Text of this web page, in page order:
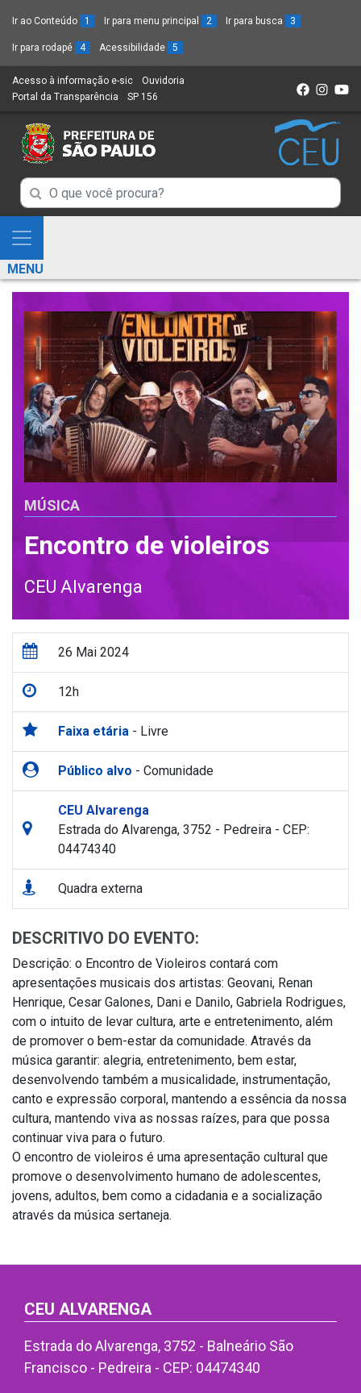
Ir ao Conteúdo 1 Ir para menu principal 2 Ir para busca 3
Ir para rodapé 4 Acessibilidade 5
Acesso à informação e-sic (Link
para
novo
sítio)
Ouvidoria
Portal da Transparência (Link
um
novo
SP 156
Campo
de
Busca
de
informações
Campo
de
de
informações
Mostra
e
Esconde
Menu
MENU
MÚSICA
Encontro de violeiros
CEU Alvarenga
26 Mai 2024
12h
Faixa etária - Livre
Público alvo - Comunidade
CEU Alvarenga
Estrada do Alvarenga, 3752 - Pedreira - CEP:
04474340
Quadra externa
DESCRITIVO DO EVENTO:
Descrição: o Encontro de Violeiros contará com
apresentações musicais dos artistas: Geovani, Renan
Henrique, Cesar Galones, Dani e Danilo, Gabriela Rodrigues,
com o intuito de levar cultura, arte e entretenimento, além
de promover o bem-estar da comunidade. Através da
música garantir: alegria, entretenimento, bem estar,
desenvolvendo também a musicalidade, instrumentação,
canto e expressão corporal, mantendo a essência da nossa
cultura, mantendo viva as nossas raízes, para que possa
continuar viva para o futuro.
O encontro de violeiros é uma apresentação cultural que
promove o desenvolvimento humano de adolescentes,
jovens, adultos, bem como a cidadania e a socialização
através da música sertaneja.
CEU ALVARENGA
Estrada do Alvarenga, 3752 - Balneário São
Francisco - Pedreira - CEP: 04474340